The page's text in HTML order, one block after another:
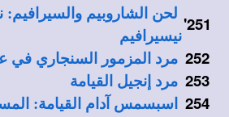
251
' لحن الشاروبيم والسيرافيم:
نيسيرافيم
252 مرد المزمور السنجاري في
253 مرد إنجيل القيامة
254 اسبسمس آدام القيامة: